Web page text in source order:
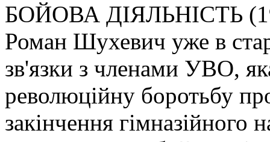
БОЙОВА ДІЯЛЬНІСТЬ
Роман Шухевич уже в
зв'язки з членами УВО,
революційну боротьбу
закінчення гімназійного